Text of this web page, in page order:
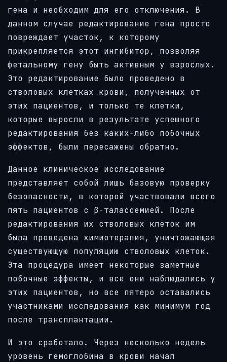
гена и необходим для его отключения. В
данном случае редактирование гена просто
повреждает участок, к которому
прикрепляется этот ингибитор, позволяя
фетальному гену быть активным у взрослых.
Это редактирование было проведено в
стволовых клетках крови, полученных от
этих пациентов, и только те клетки,
которые выросли в результате успешного
редактирования без каких-либо побочных
эффектов, были пересажены обратно.
Данное клиническое исследование
представляет собой лишь базовую проверку
безопасности, в которой участвовали всего
пять пациентов с β-талассемией. После
редактирования их стволовых клеток им
была проведена химиотерапия, уничтожающая
существующую популяцию стволовых клеток.
Эта процедура имеет некоторые заметные
побочные эффекты, и все они наблюдались у
этих пациентов, но все пятеро оставались
участниками исследования как минимум год
после трансплантации.
И это сработало. Через несколько недель
уровень гемоглобина в крови начал